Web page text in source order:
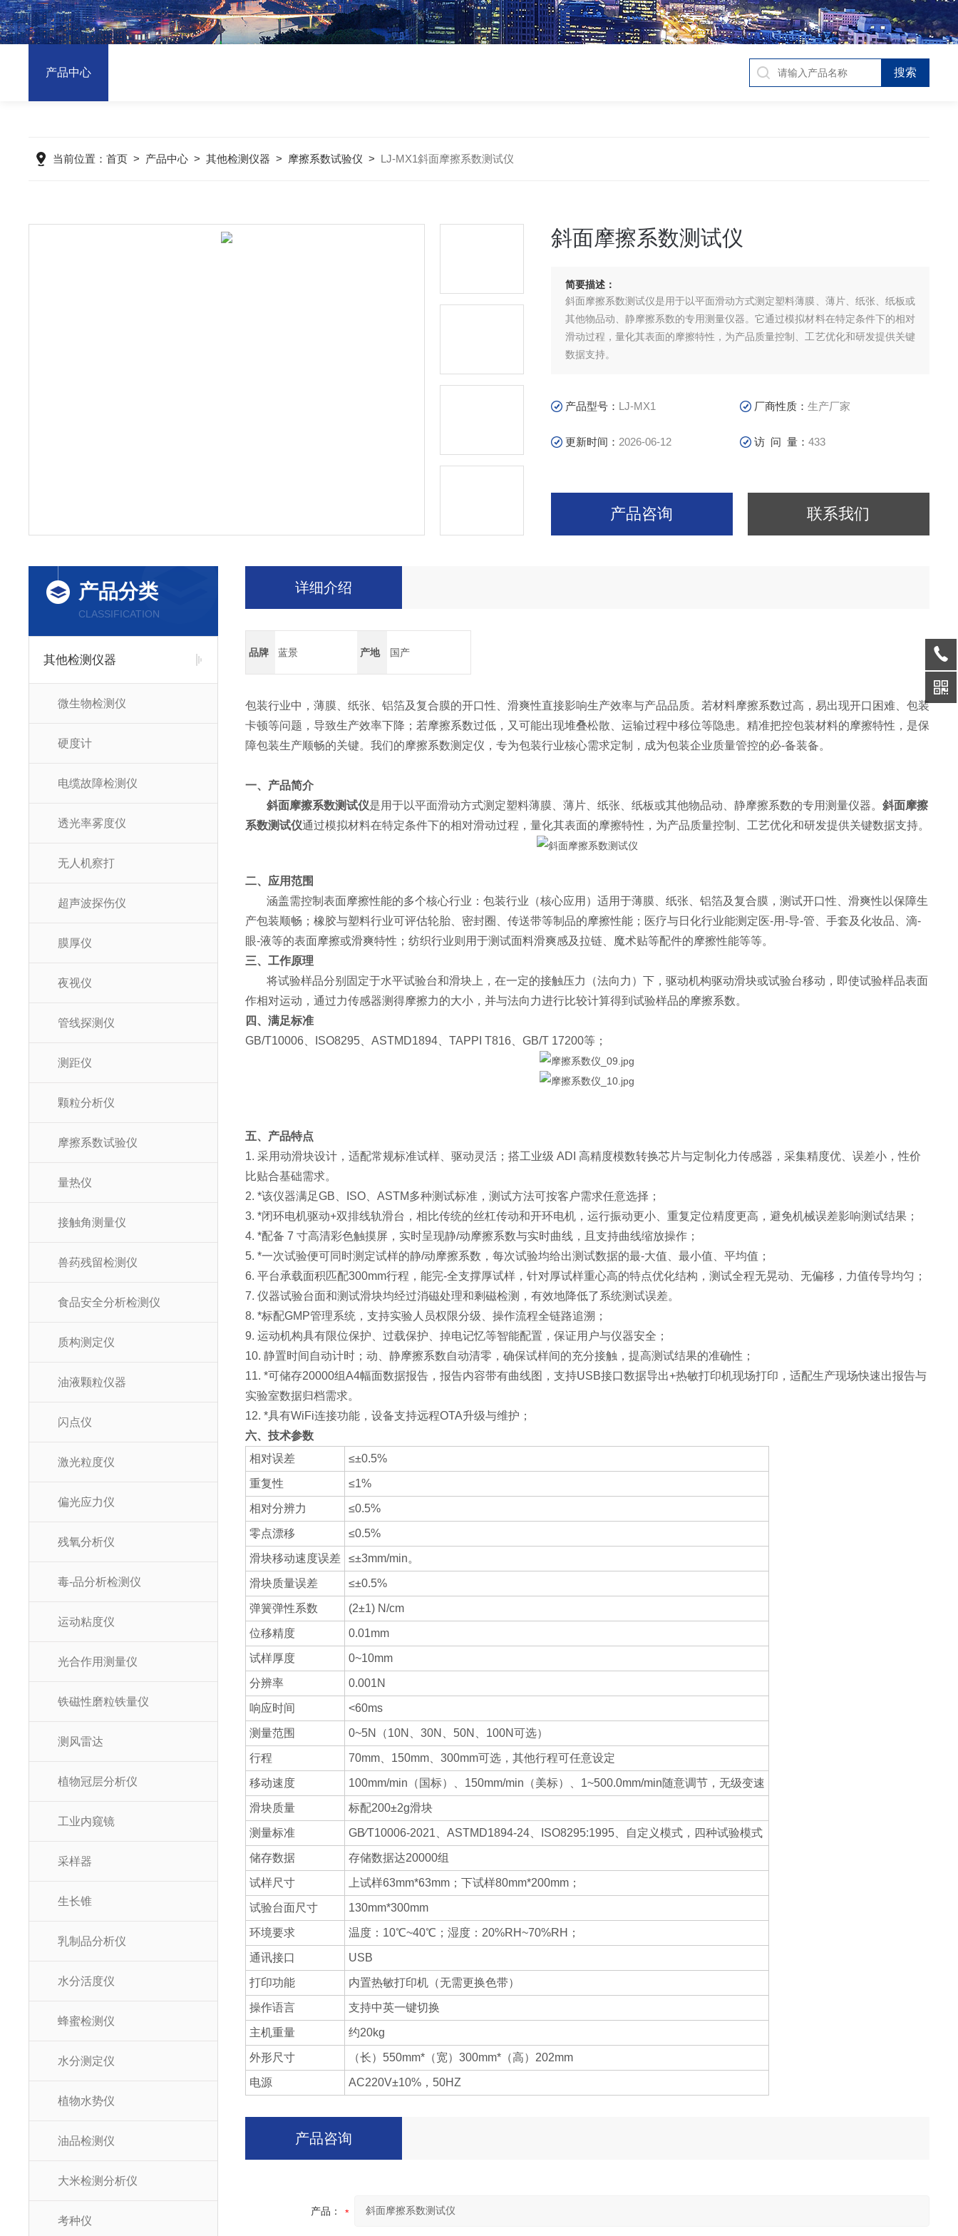
产品中心
当前位置：首页 > 产品中心 >其他检测仪器 > 摩擦系数试验仪 > LJ-MX1斜面摩擦系数测试仪
斜面摩擦系数测试仪
简要描述：
斜面摩擦系数测试仪是用于以平面滑动方式测定塑料薄膜、薄片、纸张、纸板或
其他物品动、静摩擦系数的专用测量仪器。它通过模拟材料在特定条件下的相对
滑动过程，量化其表面的摩擦特性，为产品质量控制、工艺优化和研发提供关键
数据支持。
产品型号： LJ-MX1 厂商性质：生产厂家
更新时间： 2026-06-12 访 问 量：433
产品咨询 联系我们
产品分类
CLASSIFICATION
其他检测仪器
微生物检测仪
硬度计
电缆故障检测仪
透光率雾度仪
无人机察打
超声波探伤仪
膜厚仪
夜视仪
管线探测仪
测距仪
颗粒分析仪
摩擦系数试验仪
量热仪
接触角测量仪
兽药残留检测仪
食品安全分析检测仪
质构测定仪
油液颗粒仪器
闪点仪
激光粒度仪
偏光应力仪
残氧分析仪
毒-品分析检测仪
运动粘度仪
光合作用测量仪
铁磁性磨粒铁量仪
测风雷达
植物冠层分析仪
工业内窥镜
采样器
生长锥
乳制品分析仪
水分活度仪
蜂蜜检测仪
水分测定仪
植物水势仪
油品检测仪
大米检测分析仪
考种仪
详细介绍
品牌 蓝景 产地 国产
包装行业中，薄膜、纸张、铝箔及复合膜的开口性、滑爽性直接影响生产效率与产品品质。若材料摩擦系数过高，易出现开口困难、包装
卡顿等问题，导致生产效率下降；若摩擦系数过低，又可能出现堆叠松散、运输过程中移位等隐患。精准把控包装材料的摩擦特性，是保
障包装生产顺畅的关键。我们的摩擦系数测定仪，专为包装行业核心需求定制，成为包装企业质量管控的必-备装备。
一、产品简介
斜面摩擦系数测试仪是用于以平面滑动方式测定塑料薄膜、薄片、纸张、纸板或其他物品动、静摩擦系数的专用测量仪器。 斜面摩擦
系数测试仪通过模拟材料在特定条件下的相对滑动过程，量化其表面的摩擦特性，为产品质量控制、工艺优化和研发提供关键数据支持。
二、应用范围
涵盖需控制表面摩擦性能的多个核心行业：包装行业（核心应用）适用于薄膜、纸张、铝箔及复合膜，测试开口性、滑爽性以保障生
产包装顺畅；橡胶与塑料行业可评估轮胎、密封圈、传送带等制品的摩擦性能；医疗与日化行业能测定医-用-导-管、手套及化妆品、滴-
眼-液等的表面摩擦或滑爽特性；纺织行业则用于测试面料滑爽感及拉链、魔术贴等配件的摩擦性能等等。
三、工作原理
将试验样品分别固定于水平试验台和滑块上，在一定的接触压力（法向力）下，驱动机构驱动滑块或试验台移动，即使试验样品表面
作相对运动，通过力传感器测得摩擦力的大小，并与法向力进行比较计算得到试验样品的摩擦系数。
四、满足标准
GB/T10006、ISO8295、ASTMD1894、TAPPI T816、GB/T 17200等；
五、产品特点
1. 采用动滑块设计，适配常规标准试样、驱动灵活；搭工业级 ADI 高精度模数转换芯片与定制化力传感器，采集精度优、误差小，性价
比贴合基础需求。
2. *该仪器满足GB、ISO、ASTM多种测试标准，测试方法可按客户需求任意选择；
3. *闭环电机驱动+双排线轨滑台，相比传统的丝杠传动和开环电机，运行振动更小、重复定位精度更高，避免机械误差影响测试结果；
4. *配备 7 寸高清彩色触摸屏，实时呈现静/动摩擦系数与实时曲线，且支持曲线缩放操作；
5. *一次试验便可同时测定试样的静/动摩擦系数，每次试验均给出测试数据的最-大值、最小值、平均值；
6. 平台承载面积匹配300mm行程，能完-全支撑厚试样，针对厚试样重心高的特点优化结构，测试全程无晃动、无偏移，力值传导均匀；
7. 仪器试验台面和测试滑块均经过消磁处理和剩磁检测，有效地降低了系统测试误差。
8. *标配GMP管理系统，支持实验人员权限分级、操作流程全链路追溯；
9. 运动机构具有限位保护、过载保护、掉电记忆等智能配置，保证用户与仪器安全；
10. 静置时间自动计时；动、静摩擦系数自动清零，确保试样间的充分接触，提高测试结果的准确性；
11. *可储存20000组A4幅面数据报告，报告内容带有曲线图，支持USB接口数据导出+热敏打印机现场打印，适配生产现场快速出报告与
实验室数据归档需求。
12. *具有WiFi连接功能，设备支持远程OTA升级与维护；
六、技术参数
相对误差
≤±0.5%
重复性 ≤1%
相对分辨力 ≤0.5%
零点漂移 ≤0.5%
滑块移动速度误差 ≤±3mm/min。
滑块质量误差 ≤±0.5%
弹簧弹性系数 (2±1) N/cm
位移精度 0.01mm
试样厚度 0~10mm
分辨率 0.001N
响应时间 <60ms
测量范围 0~5N（10N、30N、50N、100N可选）
行程 70mm、150mm、300mm可选，其他行程可任意设定
移动速度 100mm/min（国标）、150mm/min（美标）、1~500.0mm/min随意调节，无级变速
滑块质量 标配200±2g滑块
测量标准 GB∕T10006-2021、ASTMD1894-24、ISO8295:1995、自定义模式，四种试验模式
储存数据 存储数据达20000组
试样尺寸 上试样63mm*63mm；下试样80mm*200mm；
试验台面尺寸 130mm*300mm
环境要求 温度：10℃~40℃；湿度：20%RH~70%RH；
通讯接口 USB
打印功能 内置热敏打印机（无需更换色带）
操作语言 支持中英一键切换
主机重量 约20kg
外形尺寸 （长）550mm*（宽）300mm*（高）202mm
电源 AC220V±10%，50HZ
产品咨询
产品：